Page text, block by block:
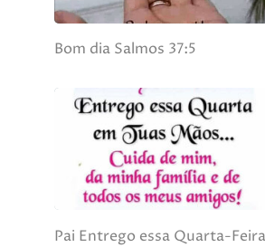
Bom dia Salmos 37:5
Pai Entrego essa Quarta-Feira